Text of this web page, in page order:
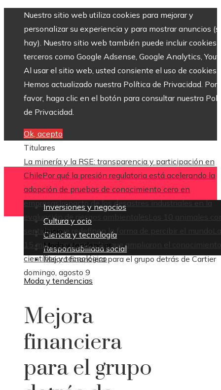
Nuestro sitio web utiliza cookies para mejorar y
personalizar su experiencia y para mostrar anuncios
hay). Nuestro sitio web también puede incluir cookies
terceros como Google Adsense, Google Analytics,
Al usar el sitio web, usted consiente el uso de cookies.
Hemos actualizado nuestra Política de Privacidad. Por
favor, haga clic en el botón para consultar nuestra
de Privacidad.
Ok, acepto
Titulares
La minería y la RSE: transparencia y participación en
ChilePor qué la presión regulatoria está acelerando la
adopción de pruebas de conocimiento cero en
empresasImpacto de los desastres industriales en la
evaluación de riesgos ambientales
Los 10 animales
sentidos que redefinen la forma de percibir el mundo
15 misiones espaciales que ampliaron el conocimiento
científico y tecnológico
domingo, agosto 9
Inversiones y negocios
Cultura y ocio
Ciencia y tecnología
Responsabilidad social
Inicio
Moda y tendencias
Mejora financiera para el grupo detrás de Cartier
Moda y tendencias
Mejora
financiera
para el grupo